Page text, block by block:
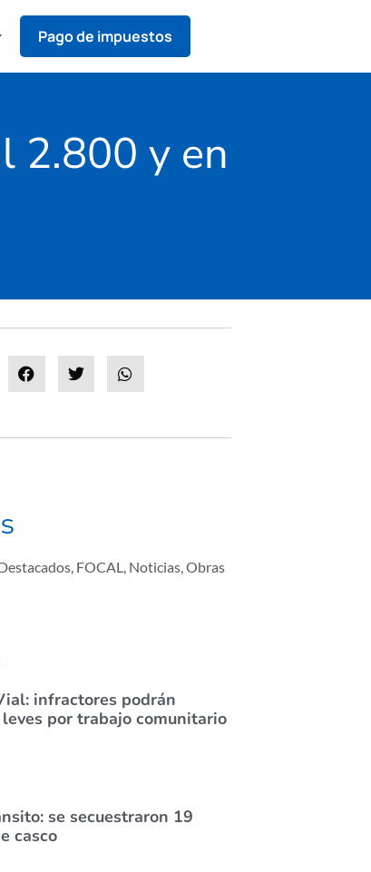
Pago de impuestos
2.800 y en
, FOCAL, Noticias,Obras
infractores podrán
por trabajo comunitario
se secuestraron 19
casco